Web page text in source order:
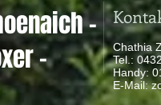
-
-
Chathia
Tel.:
Handy:
​ E-Mail: